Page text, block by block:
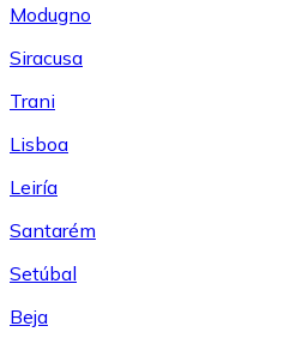
Modugno
Siracusa
Trani
Lisboa
Leiría
Santarém
Setúbal
Beja